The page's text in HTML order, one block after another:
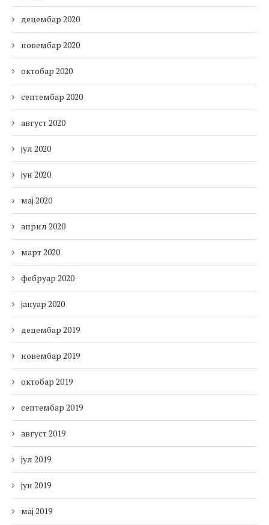
децембар 2020
новембар 2020
октобар 2020
септембар 2020
август 2020
јул 2020
јун 2020
мај 2020
април 2020
март 2020
фебруар 2020
јануар 2020
децембар 2019
новембар 2019
октобар 2019
септембар 2019
август 2019
јул 2019
јун 2019
мај 2019